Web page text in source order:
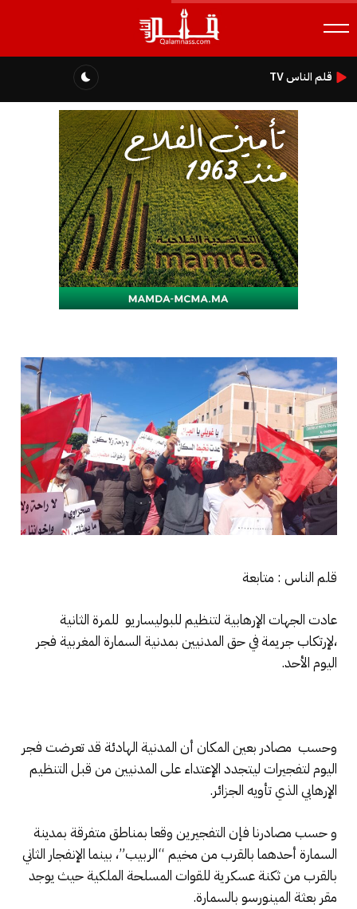
قلم الناس TV
قلم الناس : متابعة
عادت الجهات الإرهابية لتنظيم للبوليساريو للمرة الثانية
،لإرتكاب جريمة في حق المدنيين بمدنية السمارة المغربية فجر
اليوم الأحد.
وحسب مصادر بعين المكان أن المدنية الهادئة قد تعرضت فجر
اليوم لتفجيرات ليتجدد الإعتداء على المدنيين من قبل التنظيم
الإرهابي الذي تأويه الجزائر.
و حسب مصادرنا فإن التفجيرين وقعا بمناطق متفرقة بمدينة
السمارة أحدهما بالقرب من مخيم “الربيب”، بينما الإنفجار الثاني
بالقرب من ثكنة عسكرية للقوات المسلحة الملكية حيث يوجد
مقر بعثة المينورسو بالسمارة.